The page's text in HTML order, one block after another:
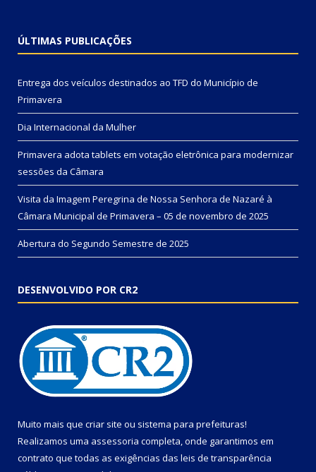
ÚLTIMAS PUBLICAÇÕES
Entrega dos veículos destinados ao TFD do Município de
Primavera
Dia Internacional da Mulher
Primavera adota tablets em votação eletrônica para modernizar
sessões da Câmara
Visita da Imagem Peregrina de Nossa Senhora de Nazaré à
Câmara Municipal de Primavera – 05 de novembro de 2025
Abertura do Segundo Semestre de 2025
DESENVOLVIDO POR CR2
Muito mais que criar site ou sistema para prefeituras!
Realizamos uma assessoria completa, onde garantimos em
contrato que todas as exigências das leis de transparência